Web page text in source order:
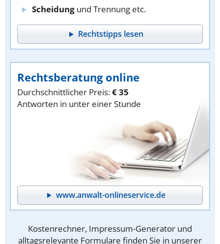
Scheidung und Trennung etc.
Rechtstipps lesen
Rechtsberatung online
Durchschnittlicher Preis:€ 35
Antworten in unter einer Stunde
www.anwalt-onlineservice.de
Kostenrechner, Impressum-Generator und
alltagsrelevante Formulare finden Sie in unserer